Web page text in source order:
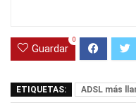
Guardar
0
ETIQUETAS:
ADSL más